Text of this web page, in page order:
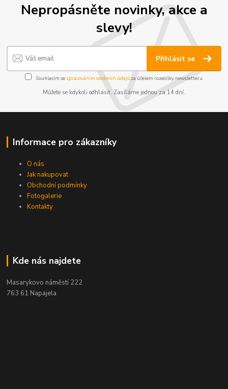
Nepropásněte novinky, akce a
slevy!
Přihlásit se
Souhlasím se zpracováním osobních údajůza účelem rozesílky newsletteru.
Můžete se kdykoli odhlásit. Zasíláme jednou za 14 dní.
Informace pro zákazníky
O nás
Jak nakupovat
Obchodní podmínky
Fotogalerie
Kontakty
Kde nás najdete
Masarykovo náměstí 222
763 61 Napajela